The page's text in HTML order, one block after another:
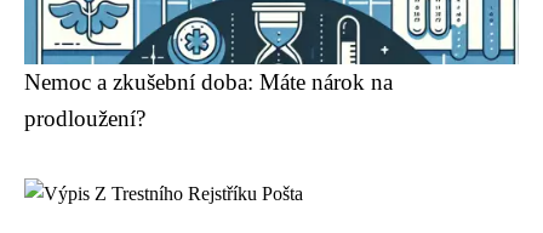
Nemoc a zkušební doba: Máte nárok na
prodloužení?